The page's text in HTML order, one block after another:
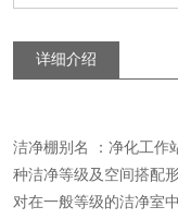
详细介绍
洁净棚别名 ：净化工作
种洁净等级及空间搭配
对在一般等级的洁净室